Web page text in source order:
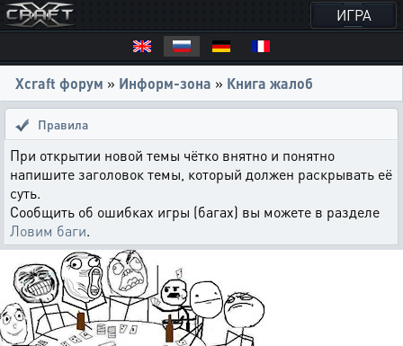
ИГРА
Xcraft форум » Информ-зона » Книга жалоб
Правила
При открытии новой темы чётко внятно и понятно
напишите заголовок темы, который должен раскрывать её
суть.
Сообщить об ошибках игры (багах) вы можете в разделе
Ловим баги.